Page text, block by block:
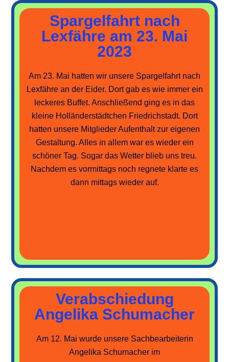
Spargelfahrt nach
Lexfähre am 23. Mai
2023
Am 23. Mai hatten wir unsere Spargelfahrt nach
Lexfähre an der Eider. Dort gab es wie immer ein
leckeres Buffet. Anschließend ging es in das
kleine Holländerstädtchen Friedrichstadt. Dort
hatten unsere Mitglieder Aufenthalt zur eigenen
Gestaltung. Alles in allem war es wieder ein
schöner Tag. Sogar das Wetter blieb uns treu.
Nachdem es vormittags noch regnete klarte es
dann mittags wieder auf.
Verabschiedung
Angelika Schumacher
Am 12. Mai wurde unsere Sachbearbeiterin
Angelika Schumacher im